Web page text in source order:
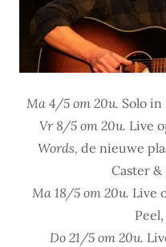
Ma 4/5 om 20u. Solo in
Vr 8/5 om 20u. Live
Words, de nieuwe
Caster &
Ma 18/5 om 20u. Live
Do 21/5 om 20u.